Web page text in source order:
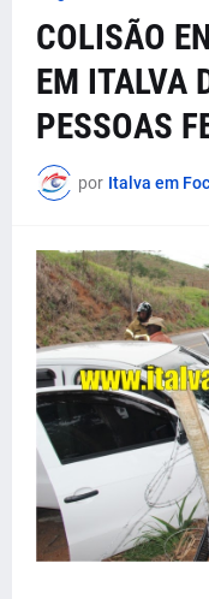
COLISÃO
EM ITALVA
PESSOAS
por Italva em